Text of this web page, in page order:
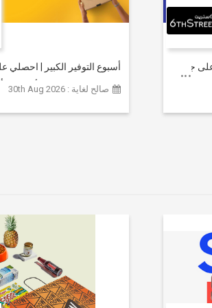
يصل إلى 80% على جميع
أسبوع التوفير الكبير | احصلي
مستلزمات التجميل الأساسية
صالح لغاية : 30th Aug 2026